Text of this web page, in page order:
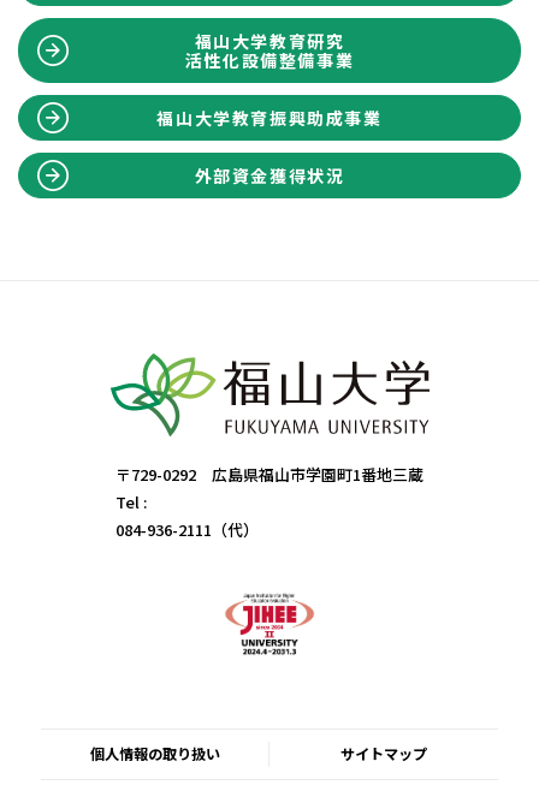
令和4年度教育振興助成金実績報告書（第11
集）(PDF)
〔令和3年度版報告書(7テーマ)〕
令和3年度教育振興助成金実績報告書（第10
集）(PDF)
〔令和2年度版報告書(4テーマ)〕
令和元年度教育振興助成金実績報告書（第８
集）(PDF)
〔平成30年度版報告書(6テーマ)〕
平成30年度福山大学助成金活用教育研究実践報
告書（第7集）(PDF)
〔平成29年度版報告書(9テーマ)〕
告書（第6集）(PDF)
〔平成28年度版報告書(15テーマ)〕
〔平成27年度版報告書(17テーマ)〕
福山大学教育研究
活性化設備整備事業
福山大学教育振興助成事業
外部資金獲得状況
〒729-0292 広島県福山市学園町1番地三蔵
Tel :
084-936-2111（代）
個人情報の取り扱い サイトマップ